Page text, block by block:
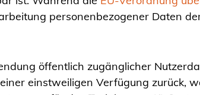
personenbezogener Daten
öffentlich zugänglicher
einstweiligen Verfügung zurück,